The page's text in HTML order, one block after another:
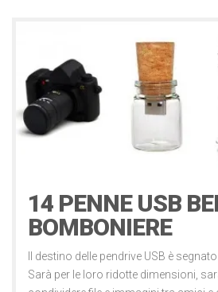
14 PENNE USB
BOMBONIERE
Il destino delle pendrive USB è
Sarà per le loro ridotte dimensioni,